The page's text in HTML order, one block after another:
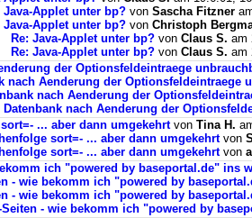
Java-Applet unter bp? von Sascha Fitzner
Java-Applet unter bp? von Christoph
Re: Java-Applet unter bp? von Claus S. am
Re: Java-Applet unter bp? von Claus S. am
der Optionsfeldeintraege
nach Aenderung der Optionsfeldeintraege
nach Aenderung der
Datenbank nach Aenderung der
... aber dann umgekehrtvon Tina H.
sort=- ... aber dann umgekehrtvon
sort=- ... aber dann umgekehrtvon
ich "powered by baseportal.de" ins
- wie bekomm ich "powered by
- wie bekomm ich "powered by
Seiten - wie bekomm ich "powered by